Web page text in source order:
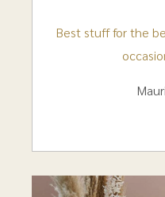
Best stuff for the